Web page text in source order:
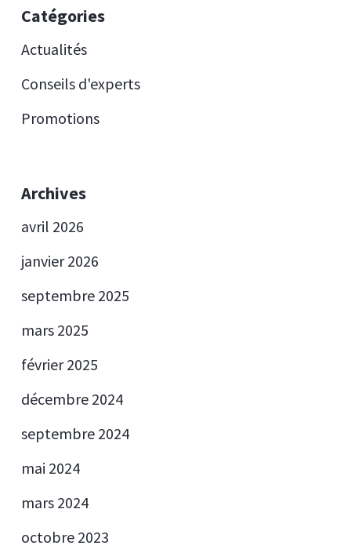
Catégories
Actualités
Conseils d'experts
Promotions
Archives
avril 2026
janvier 2026
septembre 2025
mars 2025
février 2025
décembre 2024
septembre 2024
mai 2024
mars 2024
octobre 2023